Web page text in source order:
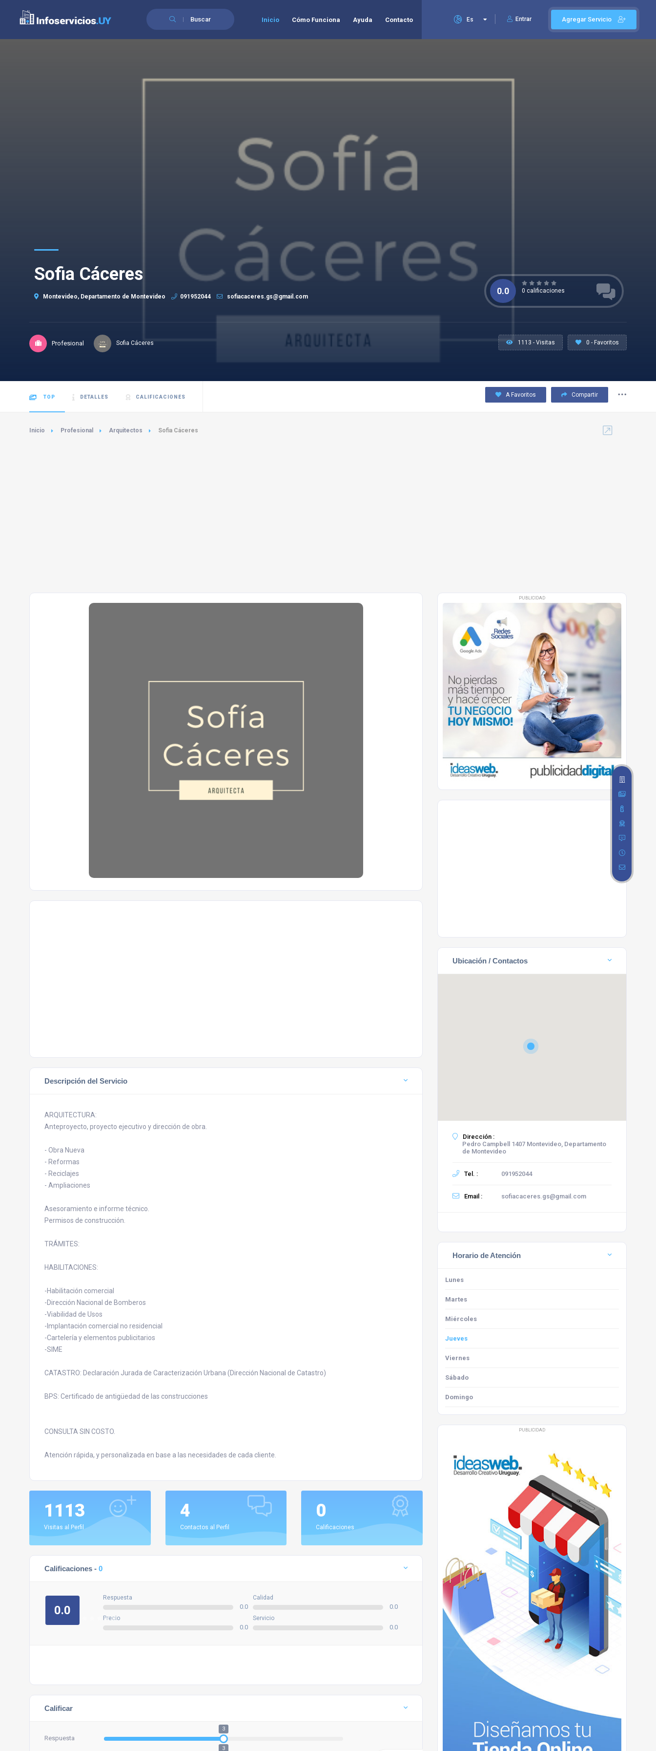
Buscar Agregar Servicio
Entrar
Es
Inicio Cómo Funciona Ayuda Contacto
Sofia Cáceres
Montevideo, Departamento de Montevideo 091952044 sofiacaceres.gs@gmail.com
0.0 0 calificaciones
Profesional Sofia Cáceres 1113 - Visitas 0 - Favoritos
TOP DETALLES CALIFICACIONES A Favoritos Compartir
Inicio Profesional Arquitectos Sofia Cáceres
Descripción del Servicio
ARQUITECTURA:
Anteproyecto, proyecto ejecutivo y dirección de obra.
- Obra Nueva
- Reformas
- Reciclajes
- Ampliaciones
Asesoramiento e informe técnico.
Permisos de construcción.
TRÁMITES:
HABILITACIONES:
-Habilitación comercial
-Dirección Nacional de Bomberos
-Viabilidad de Usos
-Implantación comercial no residencial
-Cartelería y elementos publicitarios
-SIME
CATASTRO: Declaración Jurada de Caracterización Urbana (Dirección Nacional de Catastro)
BPS: Certificado de antigüedad de las construcciones
CONSULTA SIN COSTO.
Atención rápida, y personalizada en base a las necesidades de cada cliente.
1113
Visitas al Perfil
4
Contactos al Perfil
0
Calificaciones
Calificaciones - 0
0.0
Respuesta
0.0
Calidad
0.0
Precio
0.0
Servicio
0.0
Calificar
Respuesta
3
3
PUBLICIDAD
Ubicación / Contactos
Dirección :
Pedro Campbell 1407 Montevideo, Departamento
de Montevideo
Tel. : 091952044
Email : sofiacaceres.gs@gmail.com
Horario de Atención
Lunes
Martes
Miércoles
Jueves
Viernes
Sábado
Domingo
PUBLICIDAD